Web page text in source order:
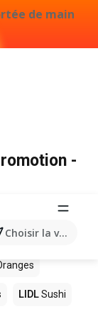
de main
des Choisir la ville
-
LIDLSushi